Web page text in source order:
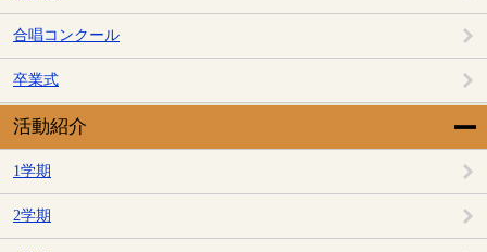
合唱コンクール
卒業式
活動紹介
1学期
2学期